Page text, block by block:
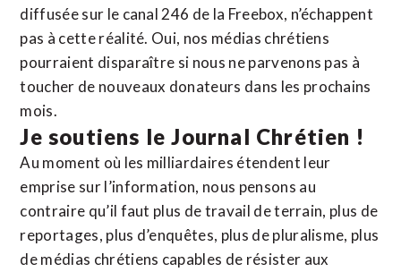
diffusée sur le canal 246 de la Freebox, n’échappent
pas à cette réalité. Oui, nos médias chrétiens
pourraient disparaître si nous ne parvenons pas à
toucher de nouveaux donateurs dans les prochains
mois.
Je soutiens le Journal Chrétien !
Au moment où les milliardaires étendent leur
emprise sur l’information, nous pensons au
contraire qu’il faut plus de travail de terrain, plus de
reportages, plus d’enquêtes, plus de pluralisme, plus
de médias chrétiens capables de résister aux